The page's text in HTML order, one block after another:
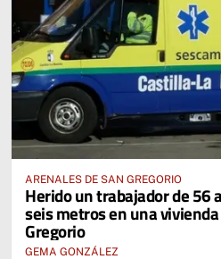
ARENALES DE SAN GREGORIO
Herido un trabajador de 56
seis metros en una
Gregorio
GEMA GONZÁLEZ